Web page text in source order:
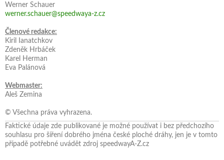
Werner Schauer
werner.schauer@speedwaya-z.cz
Členové redakce:
Kiril Ianatchkov
Zdeněk Hrbáček
Karel Herman
Eva Palánová
Webmaster:
Aleš Zemina
© Všechna práva vyhrazena.
Faktické údaje zde publikované je možné používat i bez předchozího
souhlasu pro šíření dobrého jména české ploché dráhy, jen je v tomto
případě potřebné uvádět zdroj speedwayA-Z.cz